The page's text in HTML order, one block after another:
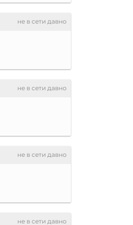
не в сети давно
не в сети давно
не в сети давно
не в сети давно